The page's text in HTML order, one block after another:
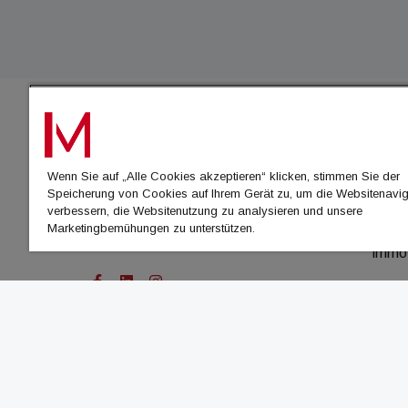
Wenn Sie auf „Alle Cookies akzeptieren“ klicken, stimmen Sie der
Speicherung von Cookies auf Ihrem Gerät zu, um die
verbessern, die Websitenutzung zu analysieren und unsere
Marketingbemühungen zu unterstützen.